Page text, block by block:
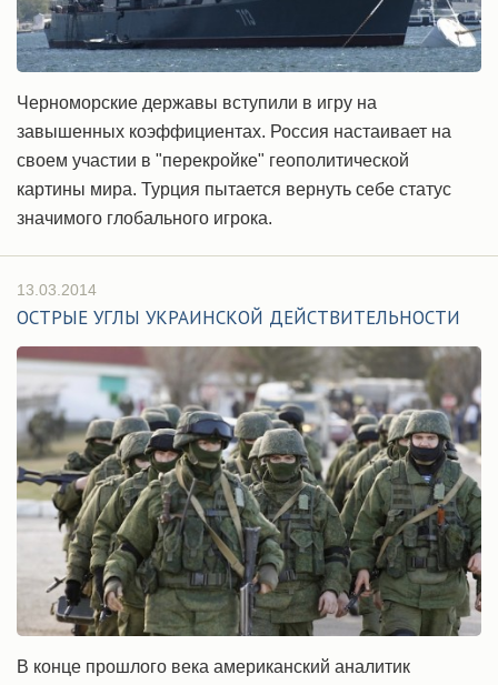
Черноморские державы вступили в игру на
завышенных коэффициентах. Россия настаивает на
своем участии в "перекройке" геополитической
картины мира. Турция пытается вернуть себе статус
значимого глобального игрока.
13.03.2014
ОСТРЫЕ УГЛЫ УКРАИНСКОЙ ДЕЙСТВИТЕЛЬНОСТИ
В конце прошлого века американский аналитик